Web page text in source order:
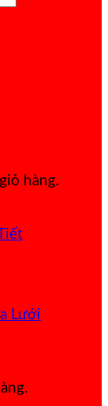
hàng.
Lưới